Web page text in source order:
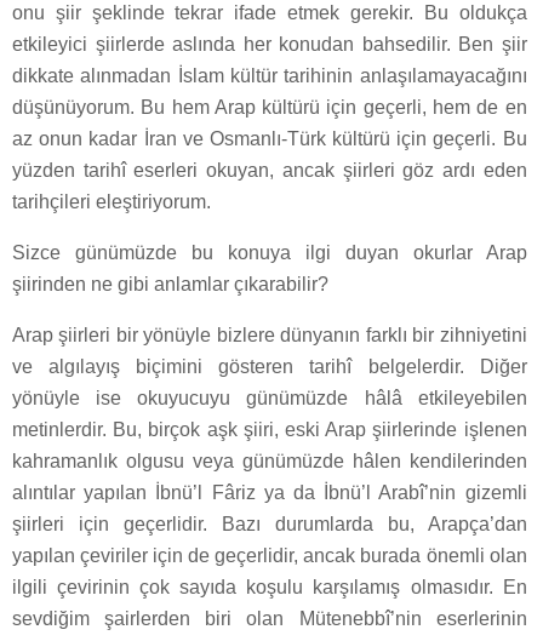
onu şiir şeklinde tekrar ifade etmek gerekir. Bu oldukça
etkileyici şiirlerde aslında her konudan bahsedilir. Ben şiir
dikkate alınmadan İslam kültür tarihinin anlaşılamayacağını
düşünüyorum. Bu hem Arap kültürü için geçerli, hem de en
az onun kadar İran ve Osmanlı-Türk kültürü için geçerli. Bu
yüzden tarihî eserleri okuyan, ancak şiirleri göz ardı eden
tarihçileri eleştiriyorum.
Sizce günümüzde bu konuya ilgi duyan okurlar Arap
şiirinden ne gibi anlamlar çıkarabilir?
Arap şiirleri bir yönüyle bizlere dünyanın farklı bir zihniyetini
ve algılayış biçimini gösteren tarihî belgelerdir. Diğer
yönüyle ise okuyucuyu günümüzde hâlâ etkileyebilen
metinlerdir. Bu, birçok aşk şiiri, eski Arap şiirlerinde işlenen
kahramanlık olgusu veya günümüzde hâlen kendilerinden
alıntılar yapılan İbnü’l Fâriz ya da İbnü’l Arabî’nin gizemli
şiirleri için geçerlidir. Bazı durumlarda bu, Arapça’dan
yapılan çeviriler için de geçerlidir, ancak burada önemli olan
ilgili çevirinin çok sayıda koşulu karşılamış olmasıdır. En
sevdiğim şairlerden biri olan Mütenebbî’nin eserlerinin